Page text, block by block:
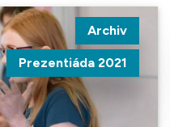
Archiv
Prezentiáda 2021